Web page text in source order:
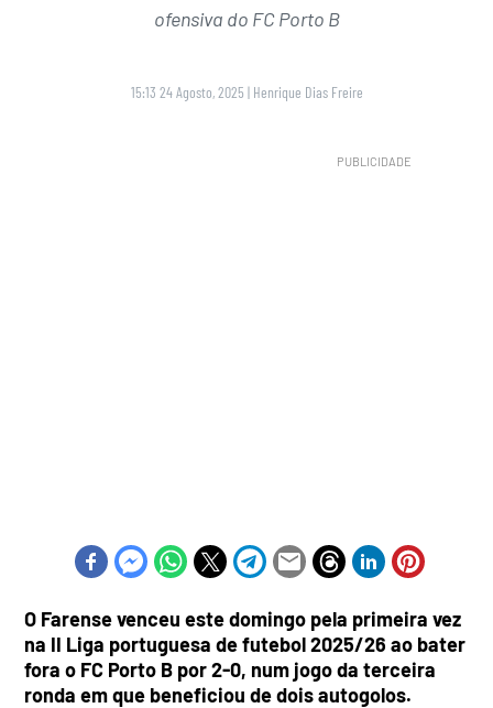
ofensiva do FC Porto B
15:13 24 Agosto, 2025 | Henrique Dias Freire
O Farense venceu este domingo pela primeira vez
na II Liga portuguesa de futebol 2025/26 ao bater
fora o FC Porto B por 2-0, num jogo da terceira
ronda em que beneficiou de dois autogolos.